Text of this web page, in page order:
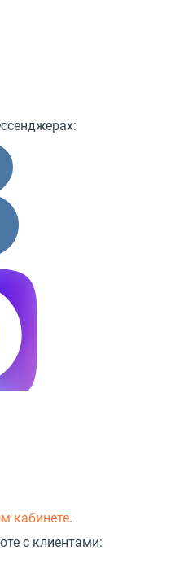
кабинете.
с клиентами: